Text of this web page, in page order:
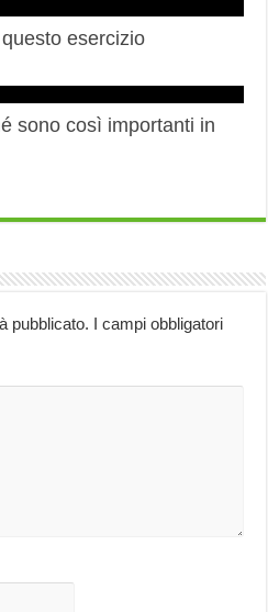
esercizio
sono così importanti in
pubblicato. I campi obbligatori